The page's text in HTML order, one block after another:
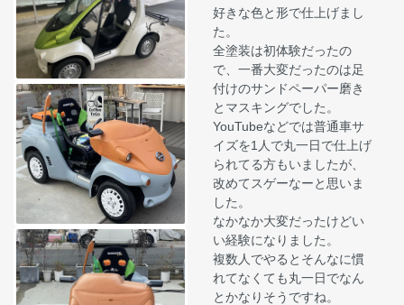
好きな色と形で仕上げまし
た。
全塗装は初体験だったの
で、一番大変だったのは足
付けのサンドペーパー磨き
とマスキングでした。
YouTubeなどでは普通車サ
イズを1人で丸一日で仕上げ
られてる方もいましたが、
改めてスゲーなーと思いま
した。
なかなか大変だったけどい
い経験になりました。
複数人でやるとそんなに慣
れてなくても丸一日でなん
とかなりそうですね。